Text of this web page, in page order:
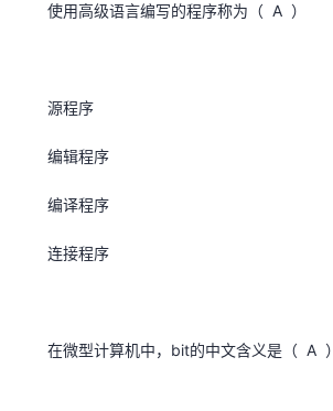
使用高级语言编写的程序称为（ A ）
源程序
编辑程序
编译程序
连接程序
在微型计算机中，bit的中文含义是（ A ）